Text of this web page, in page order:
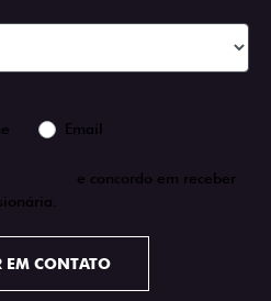
Email
e concordo em receber
EM CONTATO